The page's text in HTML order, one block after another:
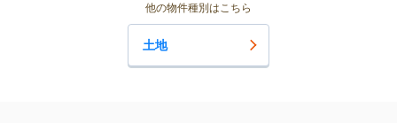
他の物件種別はこちら
土地